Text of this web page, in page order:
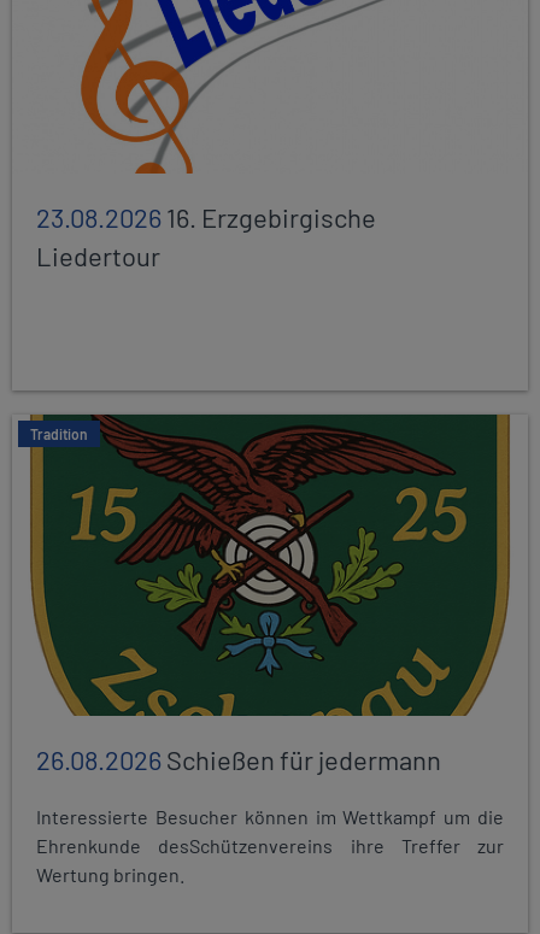
23.08.202616. Erzgebirgische
Liedertour
Tradition
26.08.2026Schießen für jedermann
Interessierte Besucher können im Wettkampf um die
Ehrenkunde desSchützenvereins ihre Treffer zur
Wertung bringen.